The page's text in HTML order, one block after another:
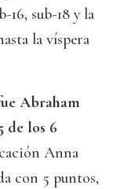
16, sub-18 y la
la víspera
Abraham
de los 6
Anna
con 5 puntos,